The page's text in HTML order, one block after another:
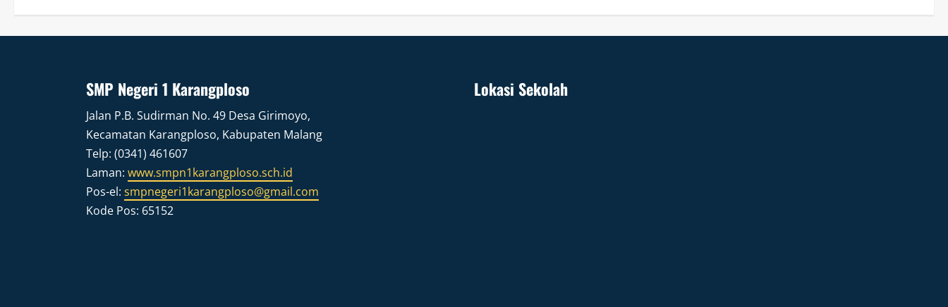
SMP Negeri 1 Karangploso
Jalan P.B. Sudirman No. 49 Desa Girimoyo,
Kecamatan Karangploso, Kabupaten Malang
Telp: (0341) 461607
Laman: www.smpn1karangploso.sch.id
Pos-el: smpnegeri1karangploso@gmail.com
Kode Pos: 65152
Lokasi Sekolah